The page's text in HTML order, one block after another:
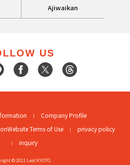
Ajiwaikan
US
Company Profile
Website Terms of Use
privacy policy
inquiry
© 2021 Leaf KYOTO.